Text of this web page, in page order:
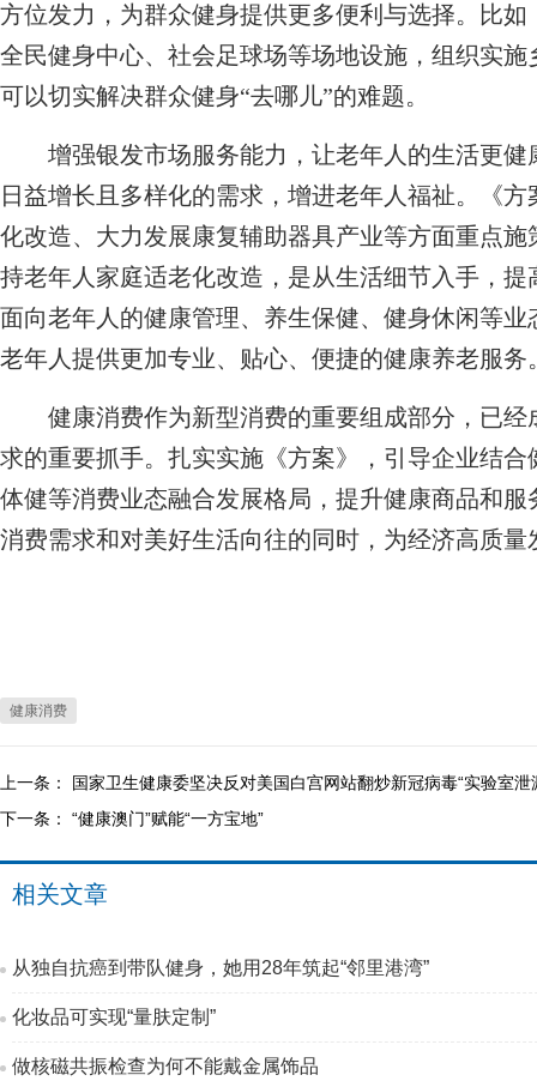
方位发力，为群众健身提供更多便利与选择。比
全民健身中心、社会足球场等场地设施，组织实
可以切实解决群众健身“去哪儿”的难题。
增强银发市场服务能力，让老年人的生活更健
日益增长且多样化的需求，增进老年人福祉。《
化改造、大力发展康复辅助器具产业等方面重点
持老年人家庭适老化改造，是从生活细节入手，
面向老年人的健康管理、养生保健、健身休闲等
老年人提供更加专业、贴心、便捷的健康养老服务
健康消费作为新型消费的重要组成部分，已经
求的重要抓手。扎实实施《方案》，引导企业结
体健等消费业态融合发展格局，提升健康商品和
消费需求和对美好生活向往的同时，为经济高质
健康消费
上一条： 国家卫生健康委坚决反对美国白宫网站翻炒新冠病毒“实验室泄
下一条： “健康澳门”赋能“一方宝地”
相关文章
从独自抗癌到带队健身，她用28年筑起“邻里港湾”
化妆品可实现“量肤定制”
做核磁共振检查为何不能戴金属饰品